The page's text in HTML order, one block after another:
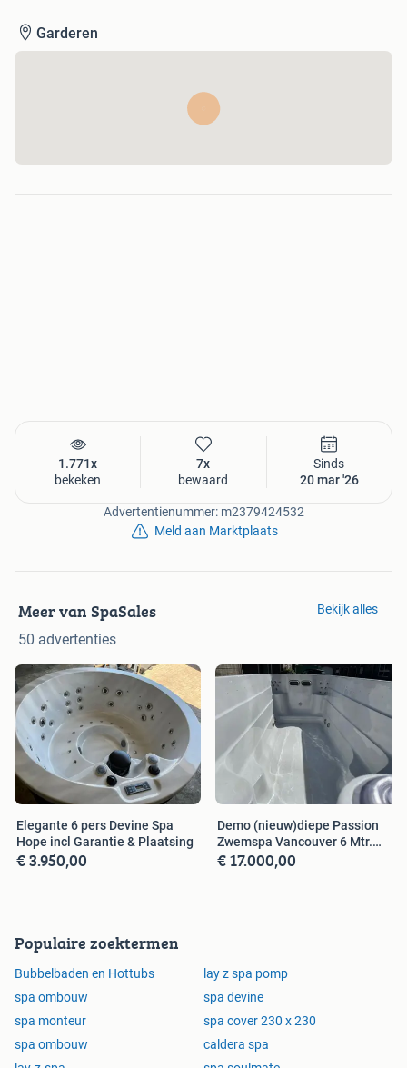
"Altijd als eerste op de hoogte zijn van ons nieuwe aanbod
Klik op ‘Bekijk al mijn advertenties’ voor het volledige
Garderen
1.771x
bekeken
7x
bewaard
Sinds
20 mar '26
Advertentienummer: m2379424532
Meld aan Marktplaats
Meer van SpaSales
50 advertenties
Bekijk alles
Elegante 6 pers Devine Spa
Hope incl Garantie & Plaatsing
€ 3.950,00
Demo (nieuw)diepe Passion
Zwemspa Vancouver 6 Mtr.
Antraciet
€ 17.000,00
Populaire zoektermen
Bubbelbaden en Hottubs
lay z spa pomp
spa ombouw
spa devine
spa monteur
spa cover 230 x 230
spa ombouw
caldera spa